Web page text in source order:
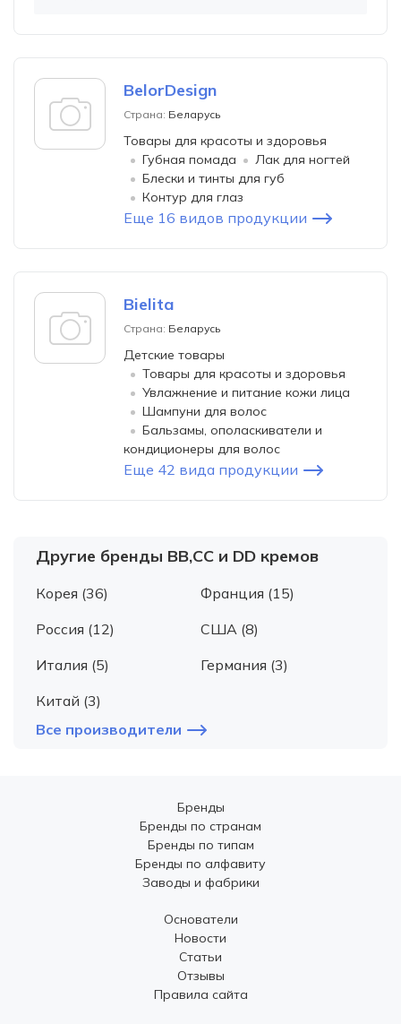
BelorDesign
Страна: Беларусь
Товары для красоты и здоровья
Губная помада
Лак для ногтей
Блески и тинты для губ
Контур для глаз
Еще 16 видов продукции
Bielita
Страна: Беларусь
Детские товары
Товары для красоты и здоровья
Увлажнение и питание кожи лица
Шампуни для волос
Бальзамы, ополаскиватели и
кондиционеры для волос
Еще 42 вида продукции
Другие бренды ВВ,СС и DD кремов
Корея (36)
Франция (15)
Россия (12)
США (8)
Италия (5)
Германия (3)
Китай (3)
Все производители
Бренды
Бренды по странам
Бренды по типам
Бренды по алфавиту
Заводы и фабрики
Основатели
Новости
Статьи
Отзывы
Правила сайта